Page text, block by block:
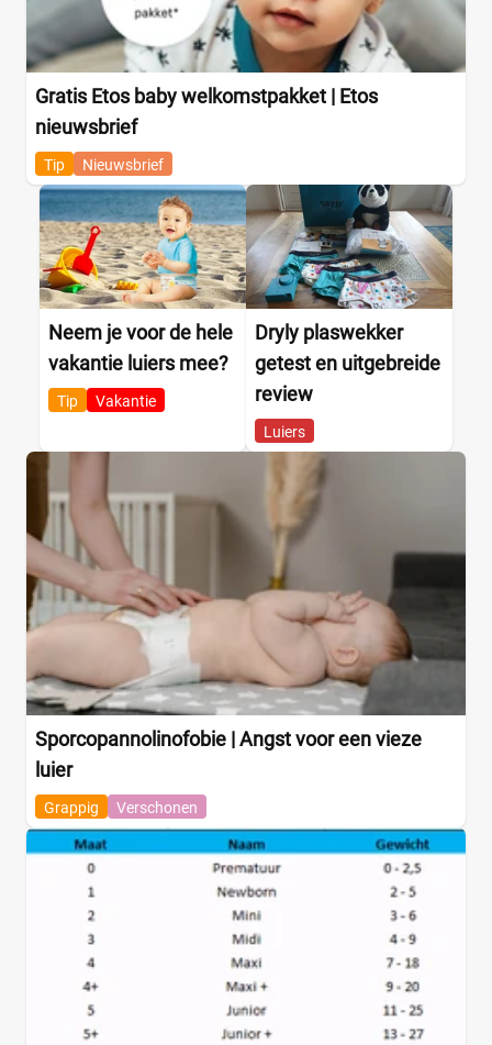
Gratis Etos baby welkomstpakket | Etos
nieuwsbrief
Tip Nieuwsbrief
Neem je voor de hele
vakantie luiers mee?
Tip Vakantie
Dryly plaswekker
getest en uitgebreide
review
Luiers
Sporcopannolinofobie | Angst voor een vieze
luier
Grappig Verschonen